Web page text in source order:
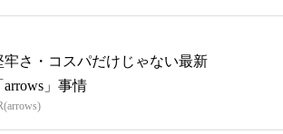
牢さ・コスパだけじゃない最新
arrows」事情